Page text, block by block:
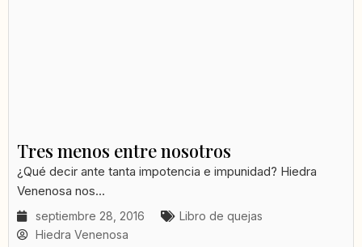
Tres menos entre nosotros
¿Qué decir ante tanta impotencia e impunidad? Hiedra
Venenosa nos...
septiembre 28, 2016
Libro de quejas
Hiedra Venenosa